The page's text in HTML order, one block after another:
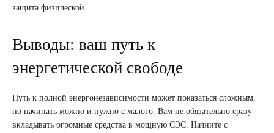
защита физической.
Выводы: ваш путь к
энергетической свободе
Путь к полной энергонезависимости может показаться сложным,
но начинать можно и нужно с малого. Вам не обязательно сразу
вкладывать огромные средства в мощную СЭС. Начните с